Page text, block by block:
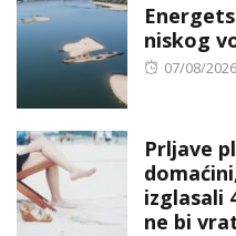
niskog
Posted
07/08/2026
Prljave
izglasali
ne bi